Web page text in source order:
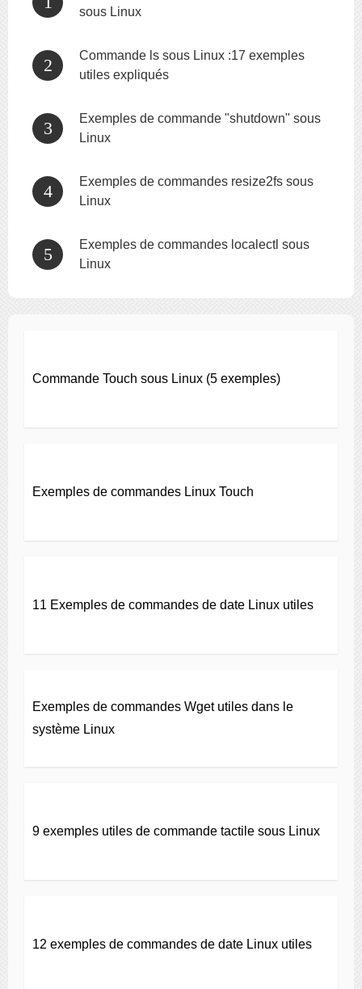
sous Linux
Commande ls sous Linux :17 exemples
utiles expliqués
Exemples de commande "shutdown" sous
Linux
Exemples de commandes resize2fs sous
Linux
Exemples de commandes localectl sous
Linux
Commande Touch sous Linux (5 exemples)
Exemples de commandes Linux Touch
11 Exemples de commandes de date Linux utiles
Exemples de commandes Wget utiles dans le
système Linux
9 exemples utiles de commande tactile sous Linux
12 exemples de commandes de date Linux utiles